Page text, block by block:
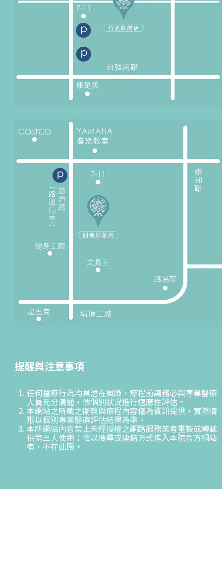
提醒與注意事項
任何醫療行為均具潛在風險，療程前請務必與專業醫療
人員充分溝通，依個別狀況進行適應性評估。
本網站之所載之衛教與療程內容僅為資訊提供，實際情
形以個別專業醫療評估結果為準。
本所網站內容禁止未經授權之網路服務業者重製或轉載
供第三人使用；惟以搜尋或連結方式進入本院官方網站
者，不在此限。